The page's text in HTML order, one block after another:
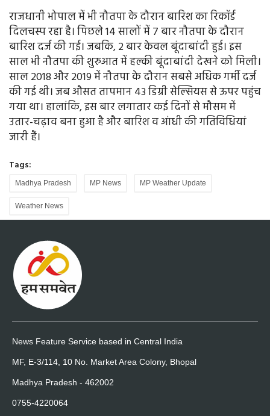
राजधानी भोपाल में भी नौतपा के दौरान बारिश का रिकॉर्ड
दिलचस्प रहा है। पिछले 14 सालों में 7 बार नौतपा के दौरान
बारिश दर्ज की गई। जबकि, 2 बार केवल बूंदाबांदी हुई। इस
साल भी नौतपा की शुरुआत में हल्की बूंदाबांदी देखने को मिली।
साल 2018 और 2019 में नौतपा के दौरान सबसे अधिक गर्मी दर्ज
की गई थी। जब औसत तापमान 43 डिग्री सेल्सियस से ऊपर पहुंच
गया था। हालांकि, इस बार लगातार कई दिनों से मौसम में
उतार-चढ़ाव बना हुआ है और बारिश व आंधी की गतिविधियां
जारी हैं।
Tags:
Madhya Pradesh MP News MP Weather Update
Weather News
News Feature Service based in Central India
MF, E-3/114, 10 No. Market Area Colony, Bhopal
Madhya Pradesh - 462002
0755-4220064